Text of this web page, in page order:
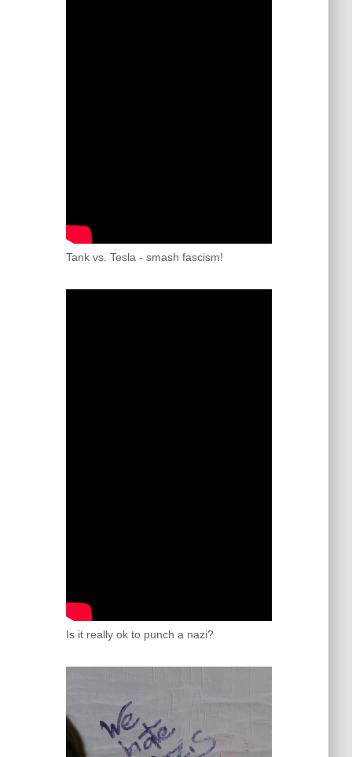
Tank vs. Tesla - smash fascism!
Is it really ok to punch a nazi?